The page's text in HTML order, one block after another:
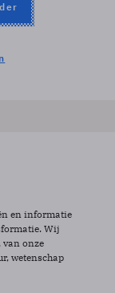
en informatie
Wij
van onze
wetenschap